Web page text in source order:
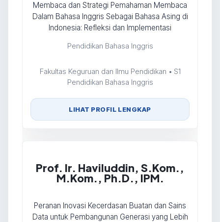
Membaca dan Strategi Pemahaman Membaca
Dalam Bahasa Inggris Sebagai Bahasa Asing di
Indonesia: Refleksi dan Implementasi
Pendidikan Bahasa Inggris
Fakultas Keguruan dan Ilmu Pendidikan • S1
Pendidikan Bahasa Inggris
LIHAT PROFIL LENGKAP
Prof. Ir. Haviluddin, S.Kom.,
M.Kom., Ph.D., IPM.
Peranan Inovasi Kecerdasan Buatan dan Sains
Data untuk Pembangunan Generasi yang Lebih